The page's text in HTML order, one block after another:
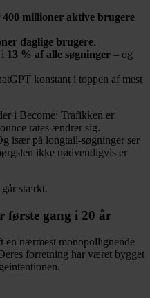
400 millioner aktive brugere
daglige brugere.
13 % af alle søgninger – og
konstant i toppen af mest
i Become: Trafikken er
rates ændrer sig.
især på longtail-søgninger ser
ikke nødvendigvis er
går stærkt.
første gang i 20 år
nærmest monopollignende
forretning har været bygget